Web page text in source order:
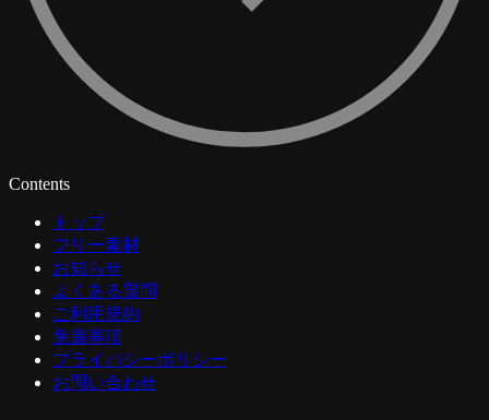
Contents
トップ
フリー素材
お知らせ
よくある質問
ご利用規約
免責事項
プライバシーポリシー
お問い合わせ